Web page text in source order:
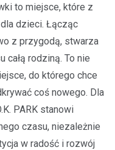
to miejsce, które z
dla dzieci. Łącząc
z przygodą, stwarza
całą rodziną. To nie
do którego chce
coś nowego. Dla
PARK stanowi
czasu, niezależnie
w radość i rozwój